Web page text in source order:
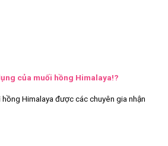
của muối hồng Himalaya!?
Himalaya được các chuyên gia nhận